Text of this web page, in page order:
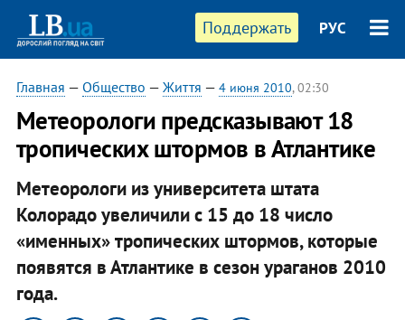
Поддержать РУС
Главная — Общество — Життя — 4 июня 2010, 02:30
Метеорологи предсказывают 18
тропических штормов в Атлантике
Метеорологи из университета штата
Колорадо увеличили с 15 до 18 число
«именных» тропических штормов, которые
появятся в Атлантике в сезон ураганов 2010
года.